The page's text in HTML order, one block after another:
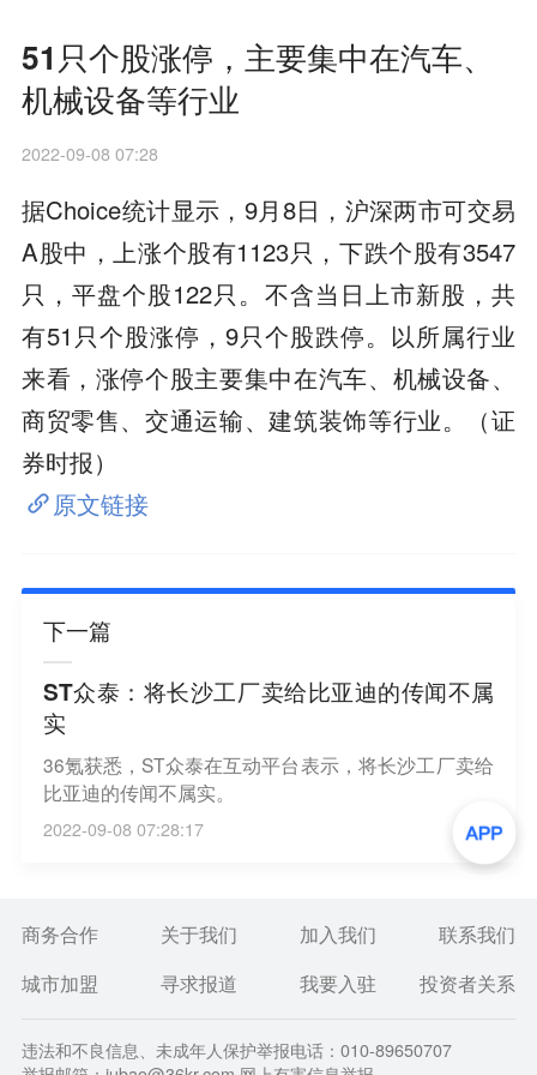
51只个股涨停，主要集中在汽车、
机械设备等行业
2022-09-08 07:28
据Choice统计显示，9月8日，沪深两市可交易
A股中，上涨个股有1123只，下跌个股有3547
只，平盘个股122只。不含当日上市新股，共
有51只个股涨停，9只个股跌停。以所属行业
来看，涨停个股主要集中在汽车、机械设备、
商贸零售、交通运输、建筑装饰等行业。（证
券时报）
原文链接
下一篇
ST众泰：将长沙工厂卖给比亚迪的传闻不属
实
36氪获悉，ST众泰在互动平台表示，将长沙工厂卖给
比亚迪的传闻不属实。
2022-09-08 07:28:17
商务合作 关于我们 加入我们
联系我们
城市加盟
寻求报道 我要入驻 投资者关系
违法和不良信息、未成年人保护举报电话：010-89650707